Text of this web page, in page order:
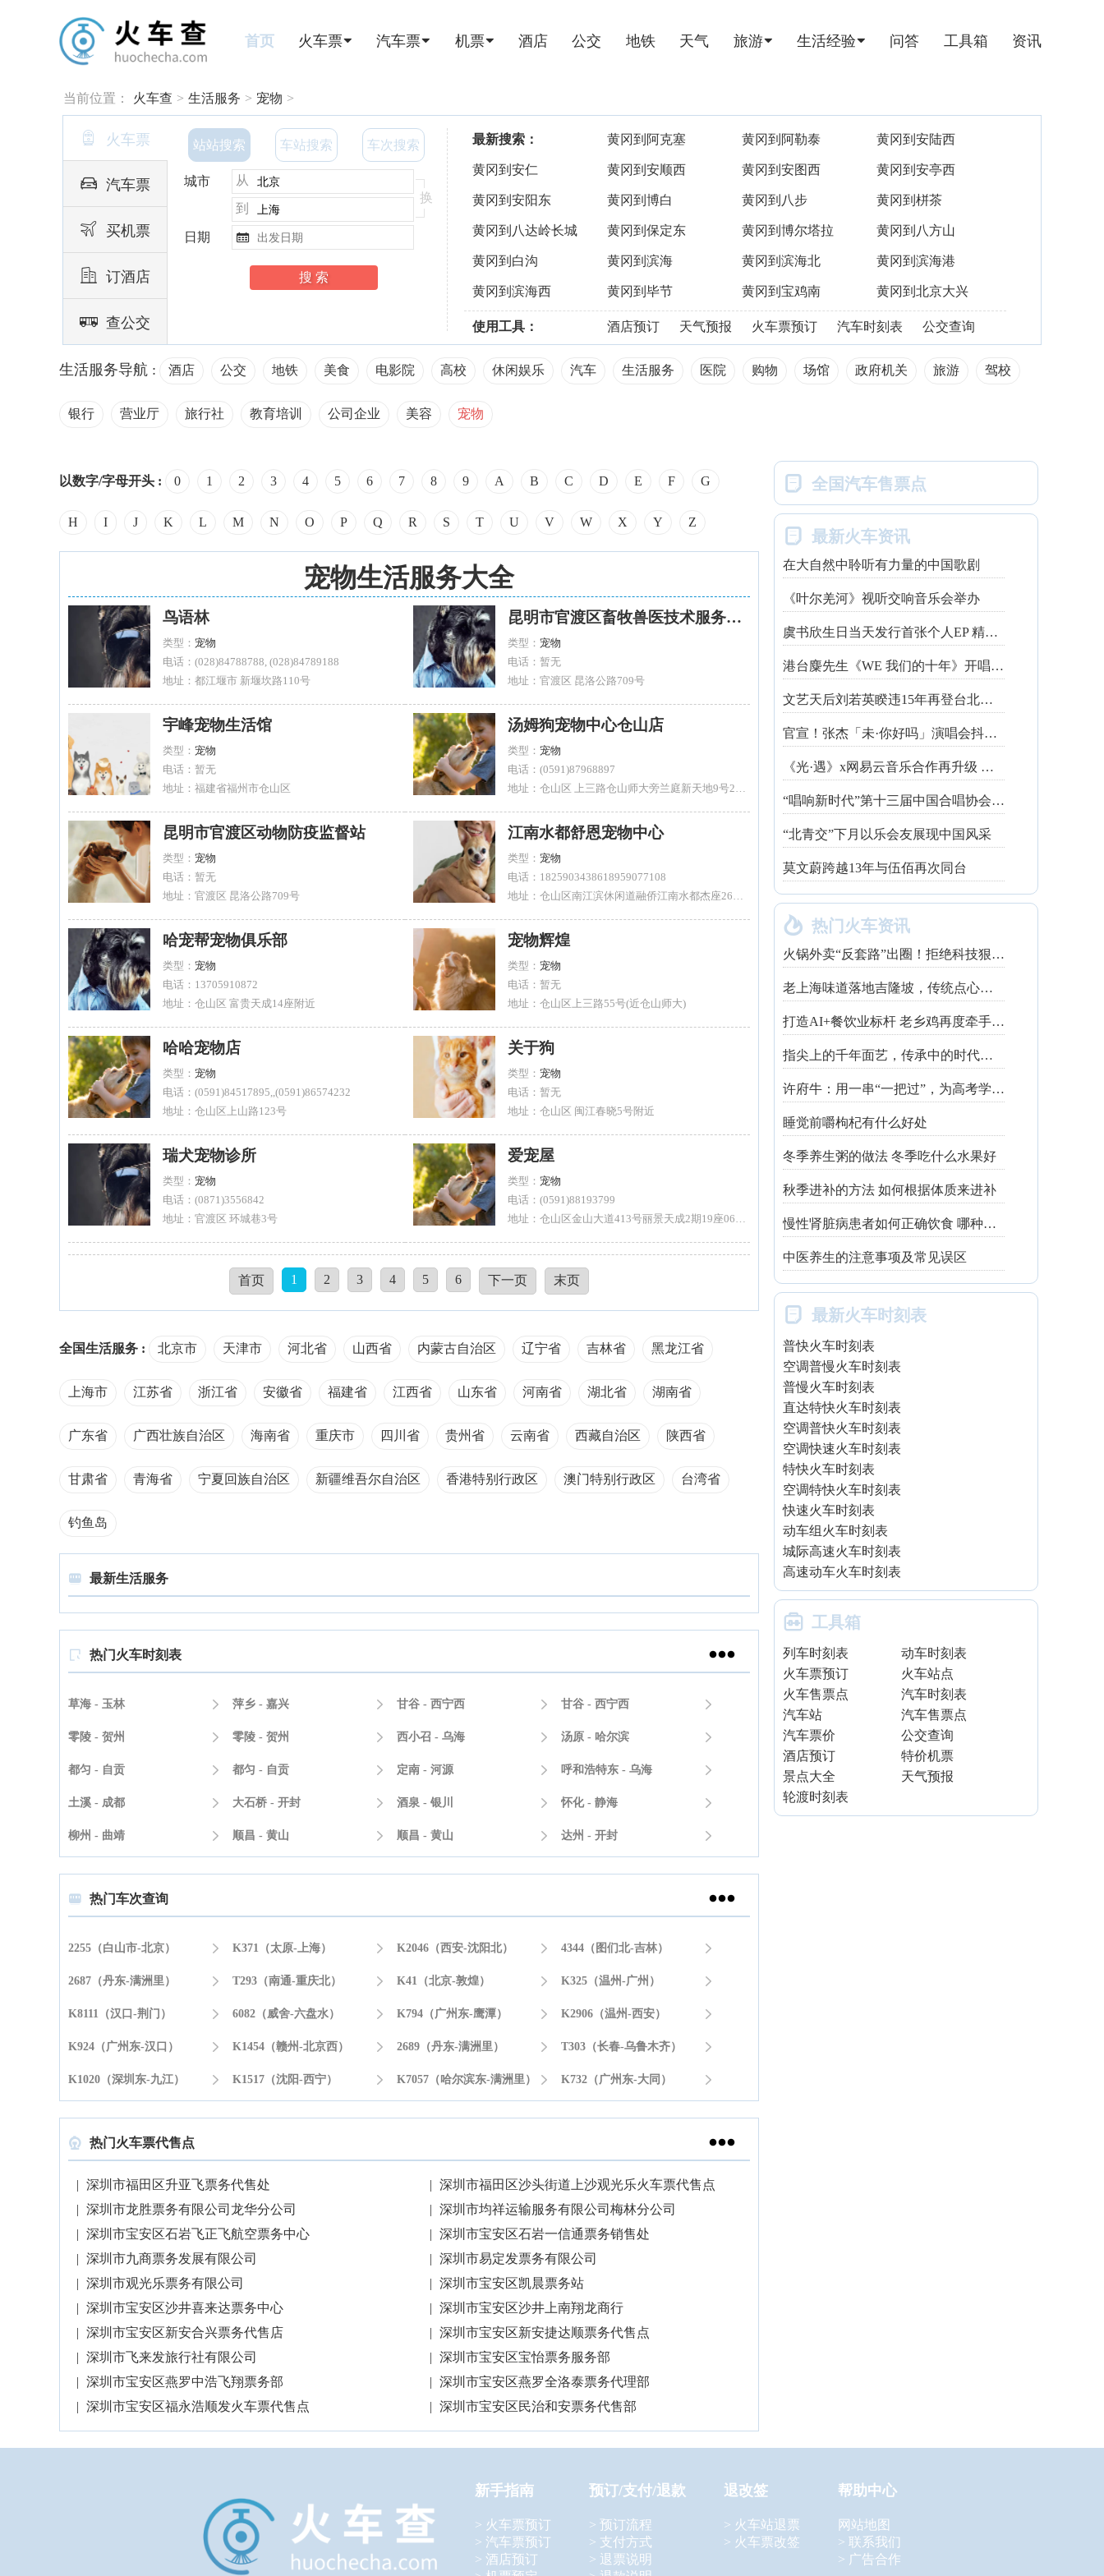
首页 火车票 汽车票 机票 酒店 公交 地铁 天气 旅游 生活经验 问答 工具箱 资讯
当前位置： 火车查 > 生活服务 > 宠物 >
 火车票
 汽车票
 买机票
 订酒店
 查公交
站站搜索 车站搜索 车次搜索
城市
从
到
换

日期
最新搜索： 黄冈到阿克塞 黄冈到阿勒泰 黄冈到安陆西
黄冈到安仁 黄冈到安顺西 黄冈到安图西 黄冈到安亭西
黄冈到安阳东 黄冈到博白 黄冈到八步 黄冈到栟茶
黄冈到八达岭长城 黄冈到保定东 黄冈到博尔塔拉 黄冈到八方山
黄冈到白沟 黄冈到滨海 黄冈到滨海北 黄冈到滨海港
黄冈到滨海西 黄冈到毕节 黄冈到宝鸡南 黄冈到北京大兴
使用工具： 酒店预订 天气预报 火车票预订 汽车时刻表 公交查询
生活服务导航 : 酒店 公交 地铁 美食 电影院 高校 休闲娱乐 汽车 生活服务 医院 购物 场馆 政府机关 旅游 驾校
银行 营业厅 旅行社 教育培训 公司企业 美容 宠物
以数字/字母开头 : 0 1 2 3 4 5 6 7 8 9 A B C D E F G
H I J K L M N O P Q R S T U V W X Y Z
宠物生活服务大全
鸟语林
类型： 宠物
电话：(028)84788788, (028)84789188
地址：都江堰市 新堰坎路110号
昆明市官渡区畜牧兽医技术服务中心
类型： 宠物
电话：暂无
地址：官渡区 昆洛公路709号
宇峰宠物生活馆
类型： 宠物
电话：暂无
地址：福建省福州市仓山区
汤姆狗宠物中心仓山店
类型： 宠物
电话：(0591)87968897
地址：仓山区 上三路仓山师大旁兰庭新天地9号24店
昆明市官渡区动物防疫监督站
类型： 宠物
电话：暂无
地址：官渡区 昆洛公路709号
江南水都舒恩宠物中心
类型： 宠物
电话：1825903438618959077108
地址：仓山区南江滨休闲道融侨江南水都杰座26-05店面
哈宠帮宠物俱乐部
类型： 宠物
电话：13705910872
地址：仓山区 富贵天成14座附近
宠物辉煌
类型： 宠物
电话：暂无
地址：仓山区上三路55号(近仓山师大)
哈哈宠物店
类型： 宠物
电话：(0591)84517895,,(0591)86574232
地址：仓山区上山路123号
关于狗
类型： 宠物
电话：暂无
地址：仓山区 闽江春晓5号附近
瑞犬宠物诊所
类型： 宠物
电话：(0871)3556842
地址：官渡区 环城巷3号
爱宠屋
类型： 宠物
电话：(0591)88193799
地址：仓山区金山大道413号丽景天成2期19座06店(金山茶城对面)
首页 1 2 3 4 5 6 下一页 末页
全国生活服务 : 北京市 天津市 河北省 山西省 内蒙古自治区 辽宁省 吉林省 黑龙江省
上海市 江苏省 浙江省 安徽省 福建省 江西省 山东省 河南省 湖北省 湖南省
广东省 广西壮族自治区 海南省 重庆市 四川省 贵州省 云南省 西藏自治区 陕西省
甘肃省 青海省 宁夏回族自治区 新疆维吾尔自治区 香港特别行政区 澳门特别行政区 台湾省
钓鱼岛
 最新生活服务
 热门火车时刻表 
草海 - 玉林  萍乡 - 嘉兴  甘谷 - 西宁西  甘谷 - 西宁西 
零陵 - 贺州  零陵 - 贺州  西小召 - 乌海  汤原 - 哈尔滨 
都匀 - 自贡  都匀 - 自贡  定南 - 河源  呼和浩特东 - 乌海 
土溪 - 成都  大石桥 - 开封  酒泉 - 银川  怀化 - 静海 
柳州 - 曲靖  顺昌 - 黄山  顺昌 - 黄山  达州 - 开封 
 热门车次查询 
2255（白山市-北京）  K371（太原-上海）  K2046（西安-沈阳北）  4344（图们北-吉林） 
2687（丹东-满洲里）  T293（南通-重庆北）  K41（北京-敦煌）  K325（温州-广州） 
K8111（汉口-荆门）  6082（威舍-六盘水）  K794（广州东-鹰潭）  K2906（温州-西安） 
K924（广州东-汉口）  K1454（赣州-北京西）  2689（丹东-满洲里）  T303（长春-乌鲁木齐） 
K1020（深圳东-九江）  K1517（沈阳-西宁）  K7057（哈尔滨东-满洲里）  K732（广州东-大同） 
 热门火车票代售点 
| 深圳市福田区升亚飞票务代售处 | 深圳市福田区沙头街道上沙观光乐火车票代售点
| 深圳市龙胜票务有限公司龙华分公司 | 深圳市均祥运输服务有限公司梅林分公司
| 深圳市宝安区石岩飞正飞航空票务中心 | 深圳市宝安区石岩一信通票务销售处
| 深圳市九商票务发展有限公司 | 深圳市易定发票务有限公司
| 深圳市观光乐票务有限公司 | 深圳市宝安区凯晨票务站
| 深圳市宝安区沙井喜来达票务中心 | 深圳市宝安区沙井上南翔龙商行
| 深圳市宝安区新安合兴票务代售店 | 深圳市宝安区新安捷达顺票务代售点
| 深圳市飞来发旅行社有限公司 | 深圳市宝安区宝怡票务服务部
| 深圳市宝安区燕罗中浩飞翔票务部 | 深圳市宝安区燕罗全洛泰票务代理部
| 深圳市宝安区福永浩顺发火车票代售点 | 深圳市宝安区民治和安票务代售部
 全国汽车售票点
 最新火车资讯
在大自然中聆听有力量的中国歌剧
《叶尔羌河》视听交响音乐会举办
虞书欣生日当天发行首张个人EP 精心制作诚意满满
港台麋先生《WE 我们的十年》开唱最后倒数 惊喜释出10周年纪念单曲宠粉
文艺天后刘若英睽违15年再登台北跨年 飙金嗓演唱经典招牌歌掀回忆杀
官宣！张杰「未·你好吗」演唱会抖音治愈开唱
《光·遇》x网易云音乐合作再升级 探索跨领域社交新体验
“唱响新时代”第十三届中国合唱协会魅力校园合唱展演开幕
“北青交”下月以乐会友展现中国风采
莫文蔚跨越13年与伍佰再次同台
 热门火车资讯
火锅外卖“反套路”出圈！拒绝科技狠活让同行颤抖
老上海味道落地吉隆坡，传统点心走红不靠噱头
打造AI+餐饮业标杆 老乡鸡再度牵手钉钉
指尖上的千年面艺，传承中的时代匠心——第八届“安琪酵母杯”中华发酵面食大赛武汉赛区开赛
许府牛：用一串“一把过”，为高考学子送上最“牛”祝福
睡觉前嚼枸杞有什么好处
冬季养生粥的做法 冬季吃什么水果好
秋季进补的方法 如何根据体质来进补
慢性肾脏病患者如何正确饮食 哪种吃法有利健康
中医养生的注意事项及常见误区
 最新火车时刻表
普快火车时刻表
空调普慢火车时刻表
普慢火车时刻表
直达特快火车时刻表
空调普快火车时刻表
空调快速火车时刻表
特快火车时刻表
空调特快火车时刻表
快速火车时刻表
动车组火车时刻表
城际高速火车时刻表
高速动车火车时刻表
 工具箱
列车时刻表
动车时刻表
火车票预订
火车站点
火车售票点
汽车时刻表
汽车站
汽车售票点
汽车票价
公交查询
酒店预订
特价机票
景点大全
天气预报
轮渡时刻表
新手指南
> 火车票预订
> 汽车票预订
> 酒店预订
预订/支付/退款
> 预订流程
> 支付方式
> 退票说明
退改签
> 火车站退票
> 火车票改签
帮助中心
网站地图
> 联系我们
> 广告合作